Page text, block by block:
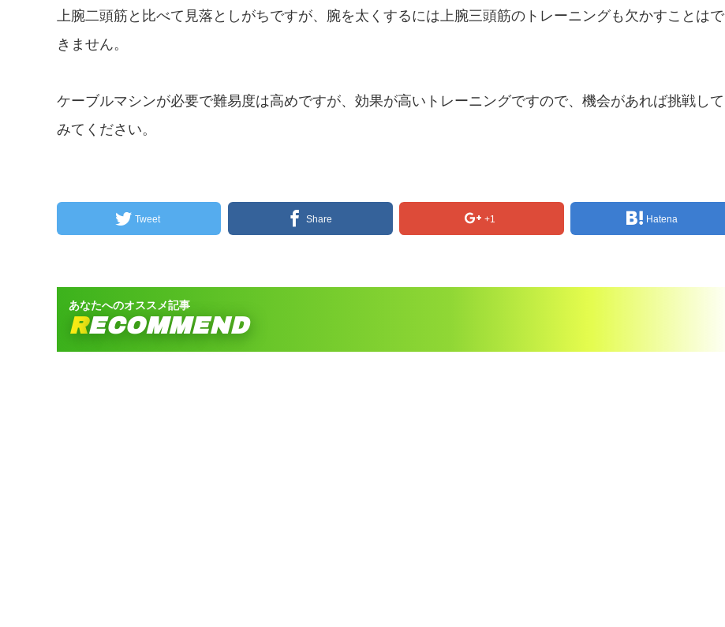
上腕二頭筋と比べて見落としがちですが、腕を太くするには上腕三頭筋のトレーニングも欠かすことはで
きません。
ケーブルマシンが必要で難易度は高めですが、効果が高いトレーニングですので、機会があれば挑戦して
みてください。
Tweet Share +1 Hatena
あなたへのオススメ記事
RECOMMEND